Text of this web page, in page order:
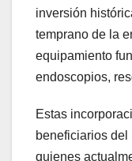
inversión
temprano de la
equipamiento
endoscopios,
Estas
beneficiarios
quienes